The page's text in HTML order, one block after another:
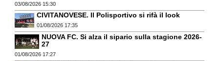
03/08/2026 15:30
CIVITANOVESE. Il Polisportivo si rifà il look
01/08/2026 17:35
NUOVA FC. Si alza il sipario sulla stagione 2026-
27
01/08/2026 17:27